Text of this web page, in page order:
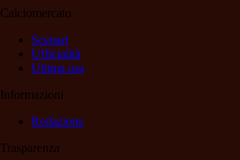
Calciomercato
Scenari
Ufficialità
Ultima ora
Informazioni
Redazione
Trasparenza